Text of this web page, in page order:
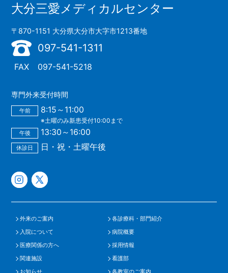
大分三愛メディカルセンター
〒870-1151 大分県大分市大字市1213番地
097-541-1311
FAX 097-541-5218
専門外来受付時間
午前 8:15～11:00
※土曜のみ新患受付10:00まで
午後 13:30～16:00
休診日 日・祝・土曜午後
外来のご案内
各診療科・部門紹介
入院について
病院概要
医療関係の方へ
採用情報
関連施設
看護部
お知らせ
各教室のご案内